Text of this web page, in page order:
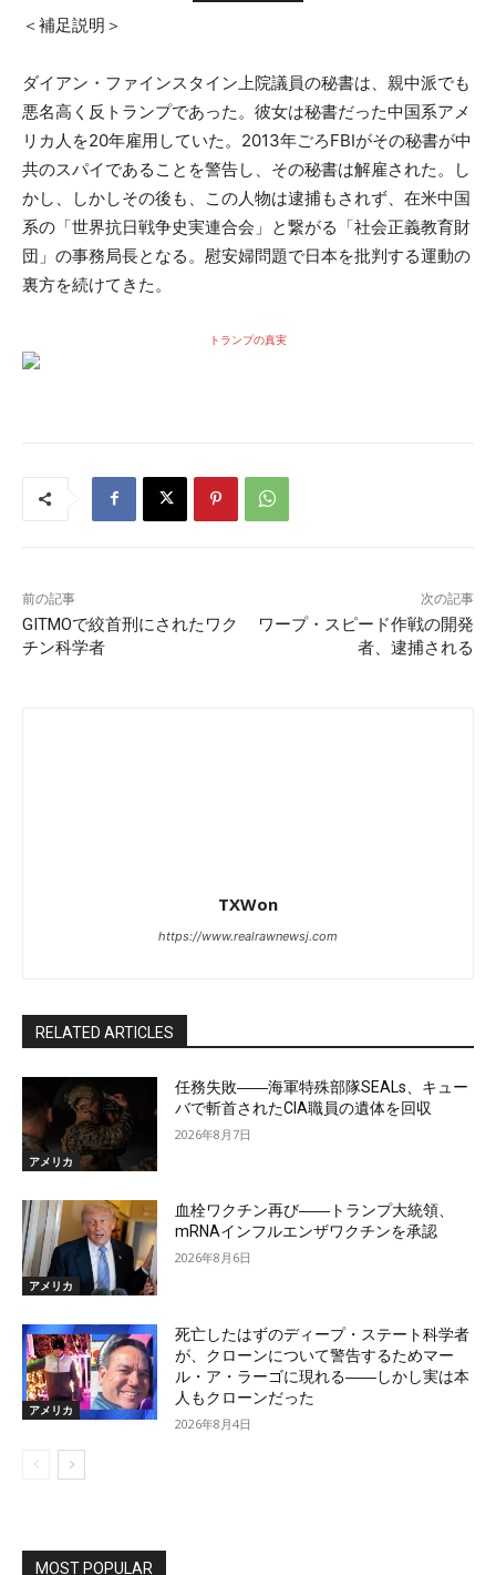
＜補足説明＞
ダイアン・ファインスタイン上院議員の秘書は、親中派でも
悪名高く反トランプであった。彼女は秘書だった中国系アメ
リカ人を20年雇用していた。2013年ごろFBIがその秘書が中
共のスパイであることを警告し、その秘書は解雇された。し
かし、しかしその後も、この人物は逮捕もされず、在米中国
系の「世界抗日戦争史実連合会」と繋がる「社会正義教育財
団」の事務局長となる。慰安婦問題で日本を批判する運動の
裏方を続けてきた。
トランプの真実
前の記事
GITMOで絞首刑にされたワク
チン科学者
次の記事
ワープ・スピード作戦の開発
者、逮捕される
TXWon
https://www.realrawnewsj.com
RELATED ARTICLES
アメリカ
任務失敗――海軍特殊部隊SEALs、キュー
バで斬首されたCIA職員の遺体を回収
2026年8月7日
アメリカ
血栓ワクチン再び――トランプ大統領、
mRNAインフルエンザワクチンを承認
2026年8月6日
アメリカ
死亡したはずのディープ・ステート科学者
が、クローンについて警告するためマー
ル・ア・ラーゴに現れる――しかし実は本
人もクローンだった
2026年8月4日
MOST POPULAR